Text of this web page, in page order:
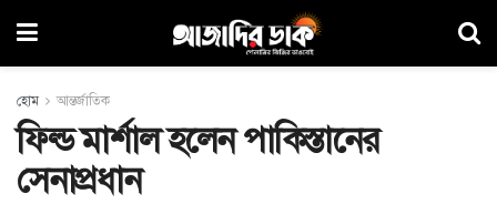
হোম আন্তর্জাতিক
ফিল্ড মার্শাল হলেন পাকিস্তানের
সেনাপ্রধান